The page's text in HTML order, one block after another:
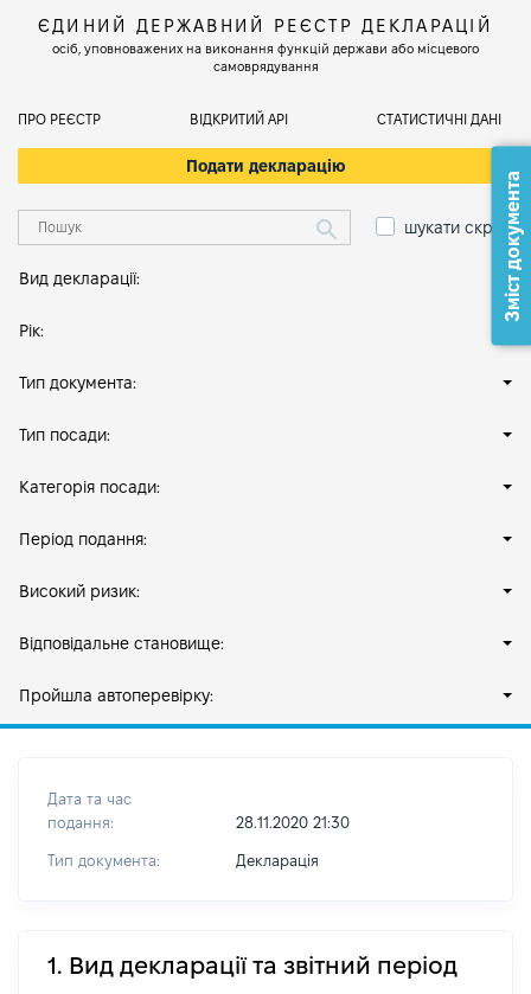
ЄДИНИЙ ДЕРЖАВНИЙ РЕЄСТР ДЕКЛАРАЦІЙ
осіб, уповноважених на виконання функцій держави або місцевого
самоврядування
ПРО РЕЄСТР ВІДКРИТИЙ АРІ СТАТИСТИЧНІ ДАНІ
Подати декларацію
шукати скрізь
Вид декларації:
Рік:
Тип документа:
Тип посади:
Категорія посади:
Період подання:
Високий ризик:
Відповідальне становище:
Пройшла автоперевірку:
Дата та час
подання:
28.11.2020 21:30
Тип документа: Декларація
1. Вид декларації та звітний період
Зміст документа